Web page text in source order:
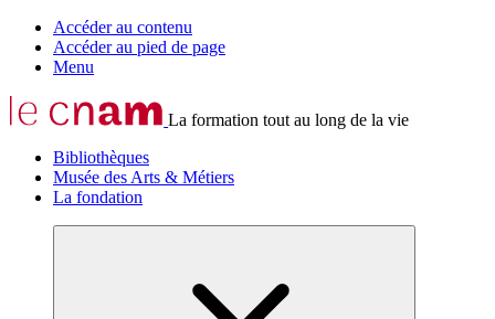
Accéder au contenu
Accéder au pied de page
Menu
La formation tout au long de la vie
Bibliothèques
Musée des Arts & Métiers
La fondation